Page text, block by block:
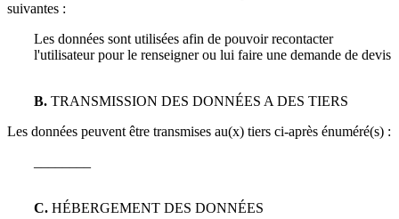
suivantes :
Les données sont utilisées afin de pouvoir recontacter
l'utilisateur pour le renseigner ou lui faire une demande de devis
B. TRANSMISSION DES DONNÉES A DES TIERS
Les données peuvent être transmises au(x) tiers ci-après énuméré(s) :
C. HÉBERGEMENT DES DONNÉES